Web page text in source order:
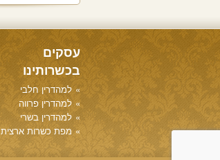
עסקים
בכשרותינו
למהדרין חלבי
למהדרין פרווה
למהדרין בשרי
מפת כשרות ארצית